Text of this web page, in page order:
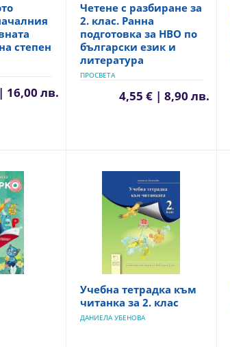
степен
16,00 лв.
Четене с разбиране за
2. клас. Ранна
подготовка за НВО по
български език и
литература
ПРОСВЕТА
4,55 € | 8,90 лв.
Учебна тетрадка към
читанка за 2. клас
ДАНИЕЛА УБЕНОВА